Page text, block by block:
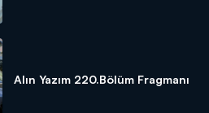
Alın Yazım 220.Bölüm Fragmanı